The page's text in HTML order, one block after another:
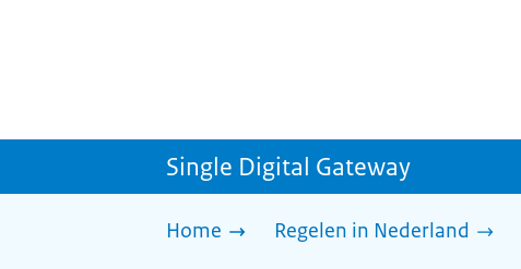
Single Digital Gateway
Home Regelen in Nederland